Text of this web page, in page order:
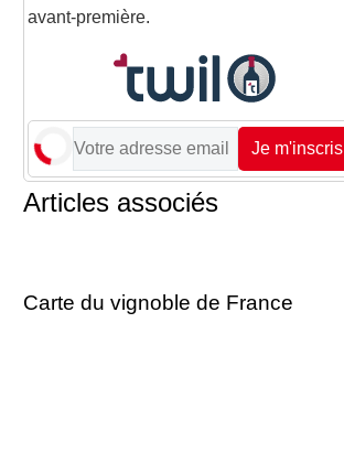
avant-première.
Je m'inscris
Articles associés
Carte du vignoble de France